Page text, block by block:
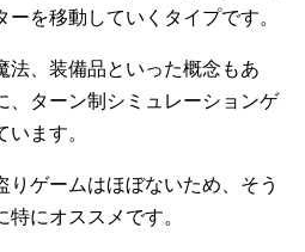
を移動していくタイプです。
法、装備品といった概念もあ
、ターン制シミュレーションゲ
ます。
りゲームはほぼないため、そう
にオススメです。